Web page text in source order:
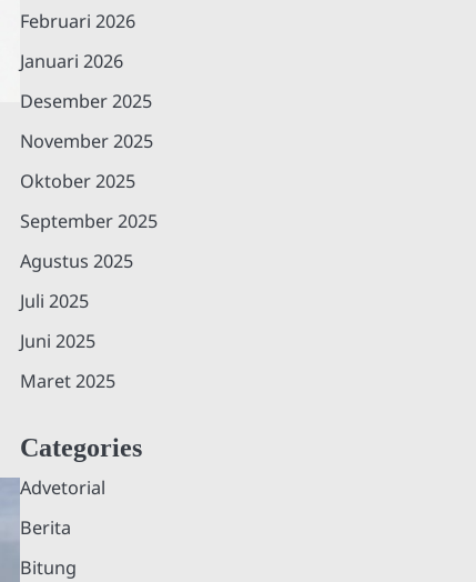
Februari 2026
Januari 2026
Desember 2025
November 2025
Oktober 2025
September 2025
Agustus 2025
Juli 2025
Juni 2025
Maret 2025
Categories
Advetorial
Berita
Bitung